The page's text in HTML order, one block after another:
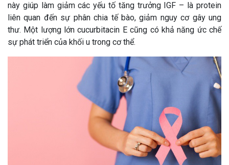
này giúp làm giảm các yếu tố tăng trưởng IGF – là protein
liên quan đến sự phân chia tế bào, giảm nguy cơ gây ung
thư. Một lượng lớn cucurbitacin E cũng có khả năng ức chế
sự phát triển của khối u trong cơ thể.